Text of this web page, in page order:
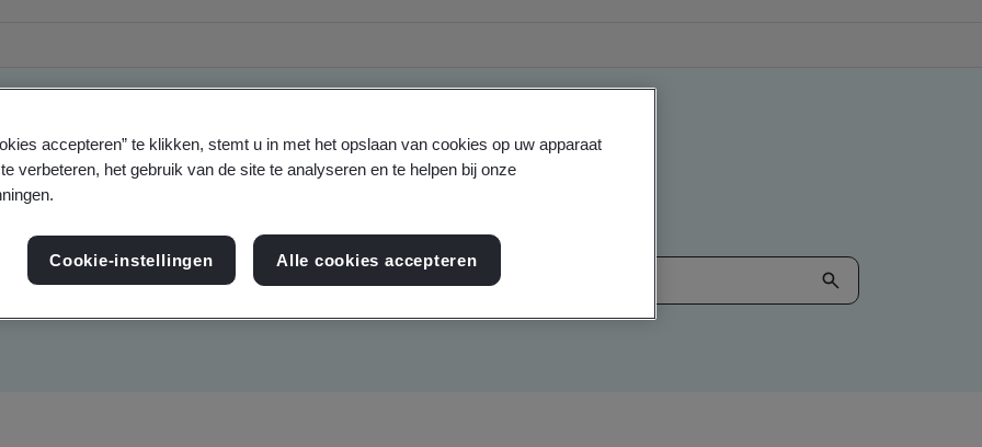
accepteren” te klikken, stemt u in met het opslaan van cookies op uw apparaat
verbeteren, het gebruik van de site te analyseren en te helpen bij onze
Cookie-instellingen Alle cookies accepteren